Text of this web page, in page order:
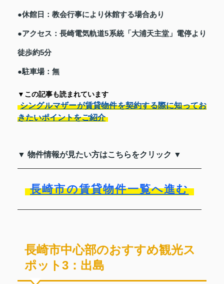
●休館日：教会行事により休館する場合あり
●アクセス：長崎電気軌道5系統「大浦天主堂」電停より
徒歩約5分
●駐車場：無
▼この記事も読まれています
シングルマザーが賃貸物件を契約する際に知ってお
きたいポイントをご紹介
▼ 物件情報が見たい方はこちらをクリック ▼
長崎市の賃貸物件一覧へ進む
長崎市中心部のおすすめ観光ス
ポット3：出島